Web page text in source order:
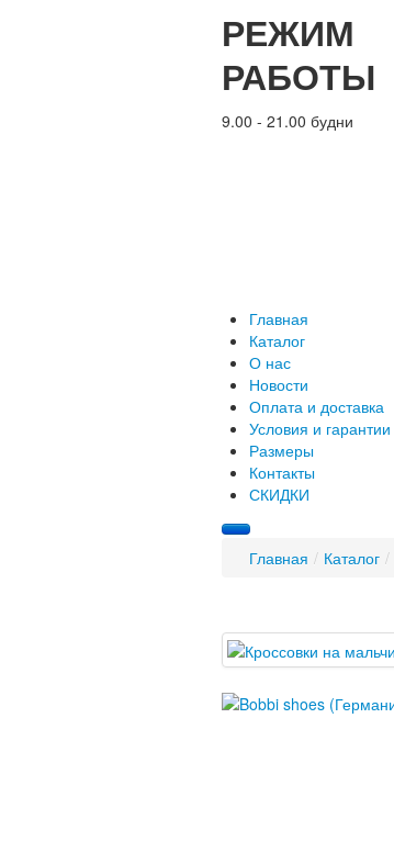
РЕЖИМ
РАБОТЫ
9.00 - 21.00 будни
Главная
Каталог
О нас
Новости
Оплата и доставка
Условия и гарантии
Размеры
Контакты
СКИДКИ
Главная / Каталог /